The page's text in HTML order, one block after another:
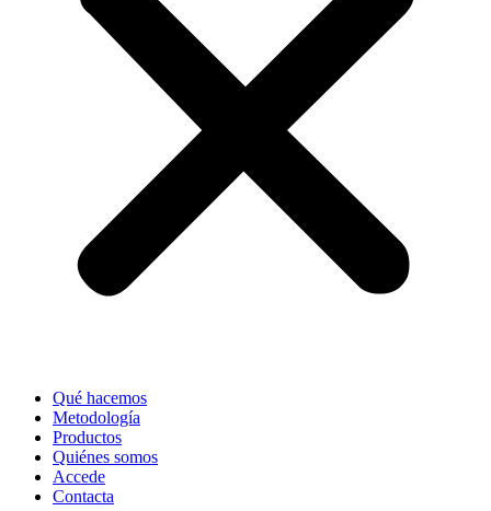
Qué hacemos
Metodología
Productos
Quiénes somos
Accede
Contacta